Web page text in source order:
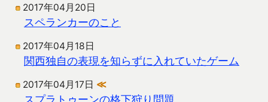
2017年04月20日
スペランカーのこと
2017年04月18日
関西独自の表現を知らずに入れていたゲーム
2017年04月17日 ≪
スプラトゥーンの格下狩り問題